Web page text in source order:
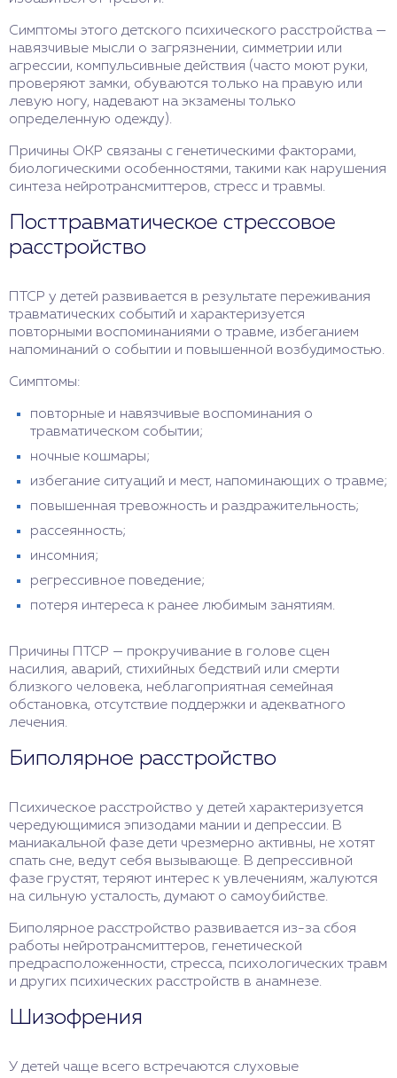
Симптомы этого детского психического расстройства —
навязчивые мысли о загрязнении, симметрии или
агрессии, компульсивные действия (часто моют руки,
проверяют замки, обуваются только на правую или
левую ногу, надевают на экзамены только
определенную одежду).
Причины ОКР связаны с генетическими факторами,
биологическими особенностями, такими как нарушения
синтеза нейротрансмиттеров, стресс и травмы.
Посттравматическое стрессовое
расстройство
ПТСР у детей развивается в результате переживания
травматических событий и характеризуется
повторными воспоминаниями о травме, избеганием
напоминаний о событии и повышенной возбудимостью.
Симптомы:
повторные и навязчивые воспоминания о
травматическом событии;
ночные кошмары;
избегание ситуаций и мест, напоминающих о травме;
повышенная тревожность и раздражительность;
рассеянность;
инсомния;
регрессивное поведение;
потеря интереса к ранее любимым занятиям.
Причины ПТСР — прокручивание в голове сцен
насилия, аварий, стихийных бедствий или смерти
близкого человека, неблагоприятная семейная
обстановка, отсутствие поддержки и адекватного
лечения.
Биполярное расстройство
Психическое расстройство у детей характеризуется
чередующимися эпизодами мании и депрессии. В
маниакальной фазе дети чрезмерно активны, не хотят
спать сне, ведут себя вызывающе. В депрессивной
фазе грустят, теряют интерес к увлечениям, жалуются
на сильную усталость, думают о самоубийстве.
Биполярное расстройство развивается из-за сбоя
работы нейротрансмиттеров, генетической
предрасположенности, стресса, психологических травм
и других психических расстройств в анамнезе.
Шизофрения
У детей чаще всего встречаются слуховые